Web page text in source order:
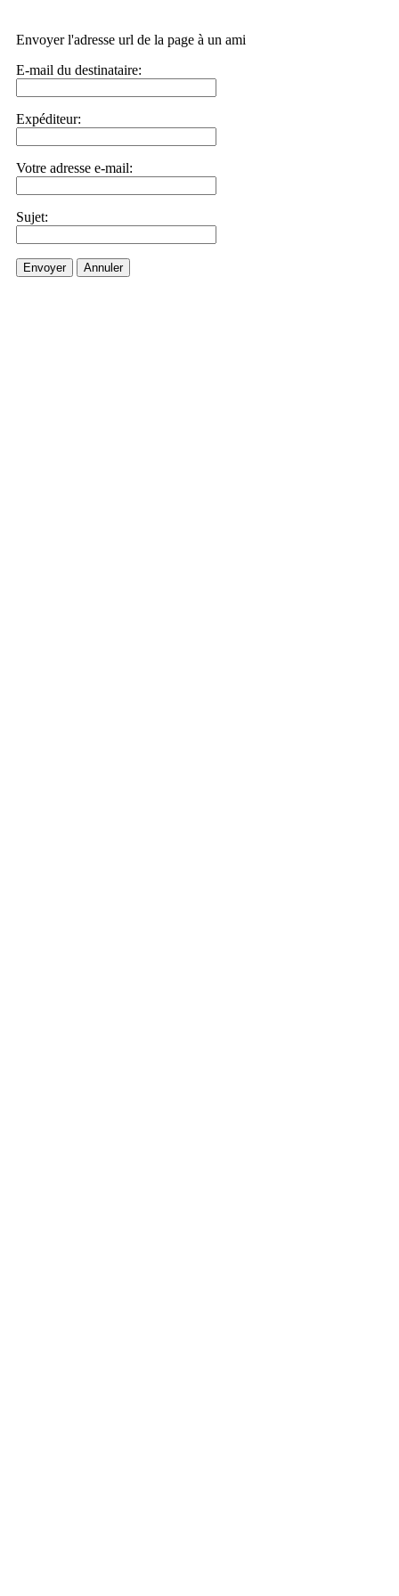
Envoyer l'adresse url de la page à un ami
E-mail du destinataire:
Expéditeur:
Votre adresse e-mail:
Sujet:
Envoyer Annuler